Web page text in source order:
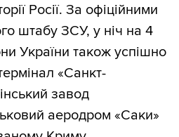
Росії. За офіційними
штабу ЗСУ, у ніч на 4
України також успішно
«Санкт-
завод
аеродром «Саки»